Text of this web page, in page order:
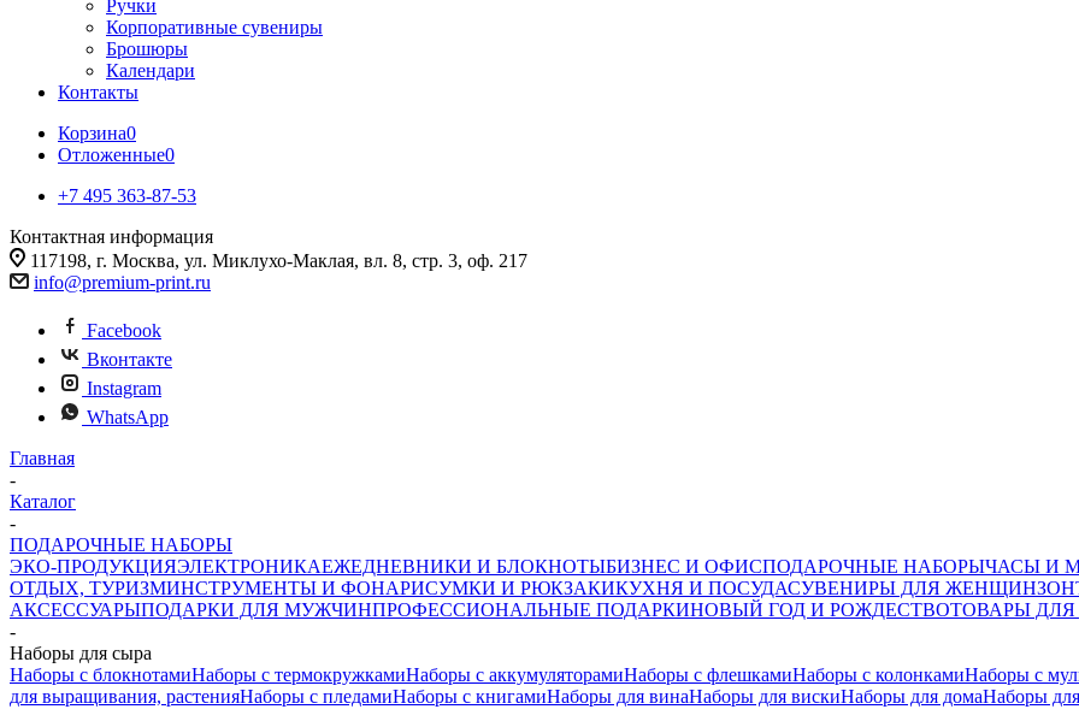
Ручки
Корпоративные сувениры
Брошюры
Календари
Контакты
Корзина0
Отложенные0
+7 495 363-87-53
Контактная информация
117198, г. Москва, ул. Миклухо-Маклая, вл. 8, стр. 3, оф. 217
info@premium-print.ru
Facebook
Вконтакте
Instagram
WhatsApp
Главная
-
Каталог
-
ПОДАРОЧНЫЕ НАБОРЫ
ЭКО-ПРОДУКЦИЯЭЛЕКТРОНИКАЕЖЕДНЕВНИКИ И БЛОКНОТЫБИЗНЕС И ОФИСПОДАРОЧНЫЕ НАБОРЫЧАСЫ И
ОТДЫХ, ТУРИЗМИНСТРУМЕНТЫ И ФОНАРИСУМКИ И РЮКЗАКИКУХНЯ И ПОСУДАСУВЕНИРЫ ДЛЯ ЖЕНЩИН
АКСЕССУАРЫПОДАРКИ ДЛЯ МУЖЧИНПРОФЕССИОНАЛЬНЫЕ ПОДАРКИНОВЫЙ ГОД И РОЖДЕСТВОТОВАРЫ ДЛЯ
-
Наборы для сыра
Наборы с блокнотамиНаборы с термокружкамиНаборы с аккумуляторамиНаборы с флешкамиНаборы с колонкамиНаборы с
для выращивания, растенияНаборы с пледамиНаборы с книгамиНаборы для винаНаборы для вискиНаборы для домаНаборы